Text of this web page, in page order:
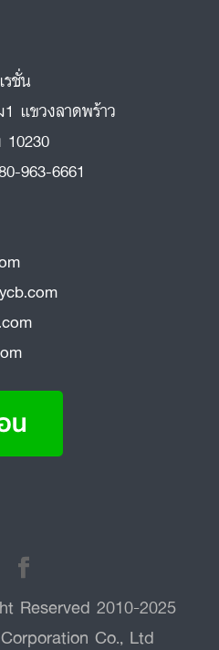
ชั่น
แขวงลาดพร้าว
10230
963-6661
Reserved 2010-2025
Co., Ltd